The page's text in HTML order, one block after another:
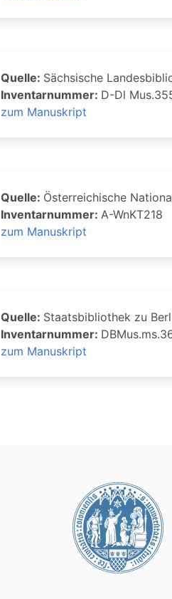
Quelle: Sächsische
Inventarnummer: D-Dl
zum Manuskript
Quelle: Österreichische
Inventarnummer:A-WnKT218
zum Manuskript
Quelle: Staatsbibliothek zu
Inventarnummer:
zum Manuskript